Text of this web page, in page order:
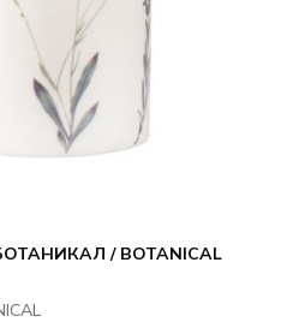
/ BOTANICAL